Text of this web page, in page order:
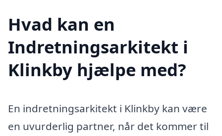
Hvad kan en
Indretningsarkitekt i
Klinkby hjælpe med?
En indretningsarkitekt i Klinkby kan være
en uvurderlig partner, når det kommer til